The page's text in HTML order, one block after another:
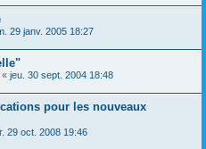
29 janv. 2005 18:27
« jeu. 30 sept. 2004 18:48
pour les nouveaux
29 oct. 2008 19:46